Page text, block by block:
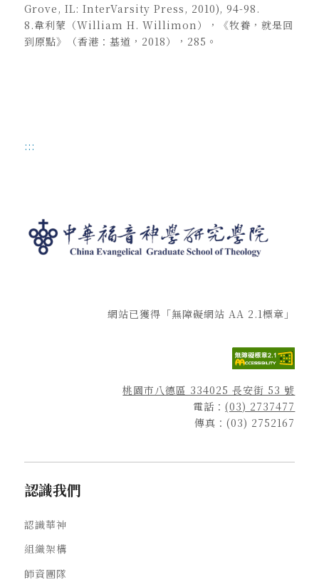
Grove, IL: InterVarsity Press, 2010), 94-98.
8.韋利蒙（William H. Willimon），《牧養，就是回
到原點》（香港：基道，2018），285。
:::
網站已獲得「無障礙網站 AA 2.1標章」
桃園市八德區 334025 長安街 53 號
電話：(03) 2737477
傳真：(03) 2752167
認識我們
認識華神
組織架構
師資團隊